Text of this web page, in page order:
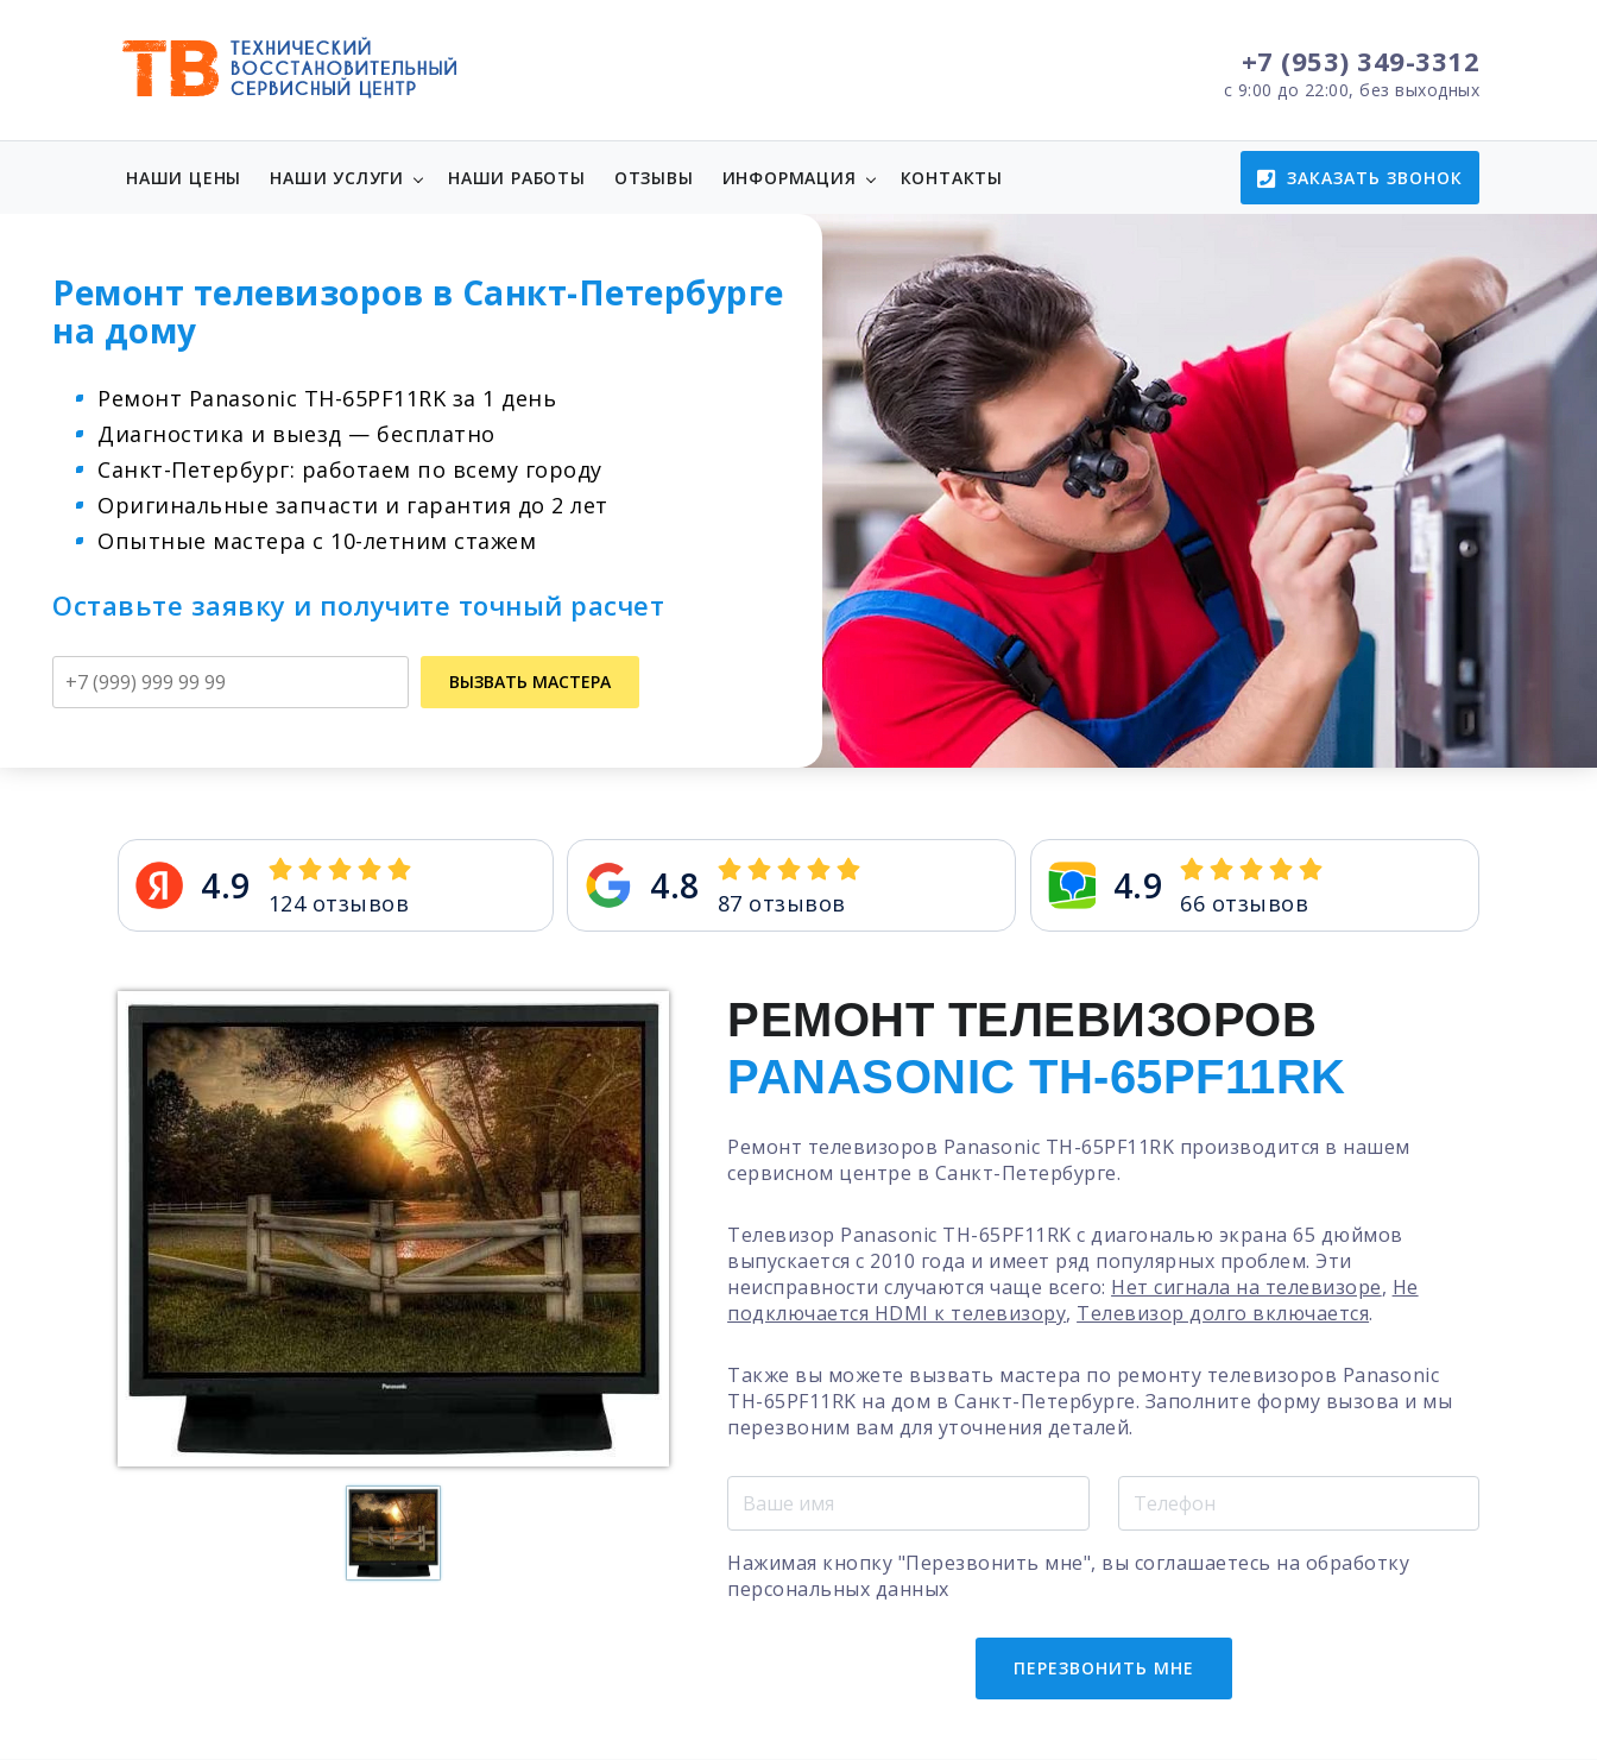
+7 (953) 349-3312
с 9:00 до 22:00, без выходных
НАШИ ЦЕНЫ НАШИ УСЛУГИ НАШИ РАБОТЫ ОТЗЫВЫ ИНФОРМАЦИЯ КОНТАКТЫ ЗАКАЗАТЬ ЗВОНОК
Ремонт телевизоров в Санкт-Петербурге
на дому
Ремонт Panasonic TH-65PF11RK за 1 день
Диагностика и выезд — бесплатно
Санкт-Петербург: работаем по всему городу
Оригинальные запчасти и гарантия до 2 лет
Опытные мастера с 10-летним стажем
Оставьте заявку и получите точный расчет
ВЫЗВАТЬ МАСТЕРА
4.9 124отзывов 4.8 87 отзывов 4.9 66 отзывов
РЕМОНТ ТЕЛЕВИЗОРОВ
PANASONIC TH-65PF11RK
Ремонт телевизоров Panasonic TH-65PF11RK производится в нашем
сервисном центре в Санкт-Петербурге.
Телевизор Panasonic TH-65PF11RK с диагональю экрана 65 дюймов
выпускается с 2010 года и имеет ряд популярных проблем. Эти
неисправности случаются чаще всего: Нет сигнала на телевизоре, Не
подключается HDMI к телевизору, Телевизор долго включается.
Также вы можете вызвать мастера по ремонту телевизоров Panasonic
TH-65PF11RK на дом в Санкт-Петербурге. Заполните форму вызова и мы
перезвоним вам для уточнения деталей.
Нажимая кнопку "Перезвонить мне", вы соглашаетесь на обработку
персональных данных
ПЕРЕЗВОНИТЬ МНЕ